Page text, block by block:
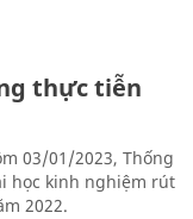
thực tiễn
03/01/2023, Thống
học kinh nghiệm rút
2022.